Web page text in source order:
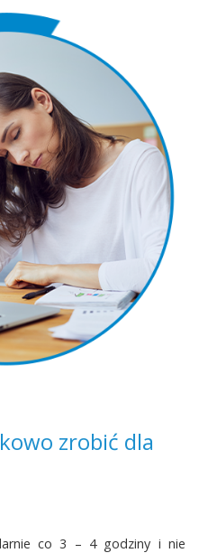
zrobić dla
co 3 – 4 godziny i nie